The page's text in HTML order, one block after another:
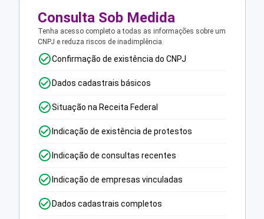
Consulta Sob Medida
Tenha acesso completo a todas as informações sobre um
CNPJ e reduza riscos de inadimplência.
Confirmação de existência do CNPJ
Dados cadastrais básicos
Situação na Receita Federal
Indicação de existência de protestos
Indicação de consultas recentes
Indicação de empresas vinculadas
Dados cadastrais completos